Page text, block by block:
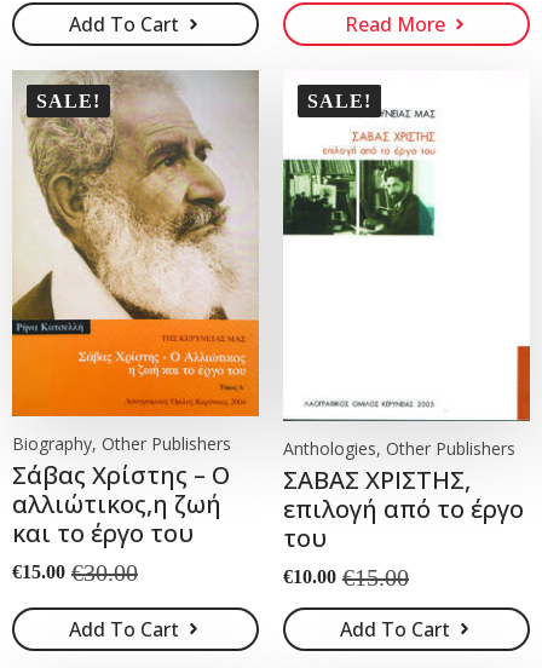
Add To Cart Read More
SALE!
Biography, Other Publishers
Σάβας Χρίστης – Ο
αλλιώτικος,η ζωή
και το έργο του
€30.00
Original
price
was:
€30.00.
€15.00
Current
price
is:
€15.00.
Add To Cart
SALE!
Anthologies, Other Publishers
ΣΑΒΑΣ ΧΡΙΣΤΗΣ,
επιλογή από το έργο
του
€15.00
Original
price
was:
€15.00.
€10.00
Current
price
is:
€10.00.
Add To Cart